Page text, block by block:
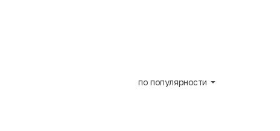
по популярности